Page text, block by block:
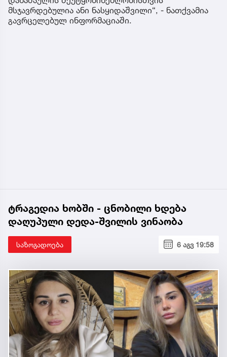
მსჯავრდებულია ანი ნასყიდაშვილი“, - ნათქვამია
გავრცელებულ ინფორმაციაში.
ტრაგედია ხობში - ცნობილი ხდება
დაღუპული დედა-შვილის ვინაობა
საზოგადოება 6 აგვ 19:58